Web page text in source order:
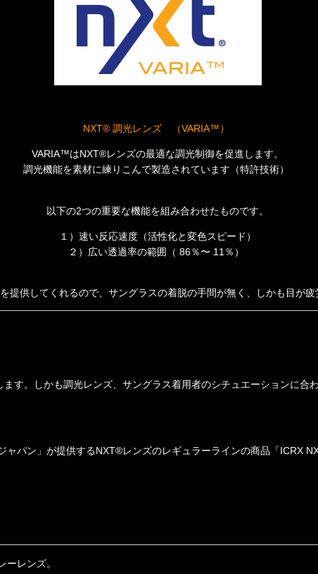
NXT® 調光レンズ （VARIA™）
VARIA™はNXT®レンズの最適な調光制御を促進します。
調光機能を素材に練りこんで製造されています（特許技術）
以下の2つの重要な機能を組み合わせたものです。
１）速い反応速度（活性化と変色スピード）
２）広い透過率の範囲（ 86％〜 11％）
提供してくれるので、サングラスの着脱の手間が無く、 しかも目が疲
す。しかも調光レンズ、サングラス着用者のシチュエーションに
パン」が提供するNXT®レンズのレギュラーラインの商品「ICRX
レンズ。